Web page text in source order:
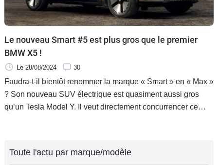
Le nouveau Smart #5 est plus gros que le premier
BMW X5 !
Le 28/08/2024 30
Faudra-t-il bientôt renommer la marque « Smart » en « Max »
? Son nouveau SUV électrique est quasiment aussi gros
qu’un Tesla Model Y. Il veut directement concurrencer ce
Toute l'actu par marque/modèle